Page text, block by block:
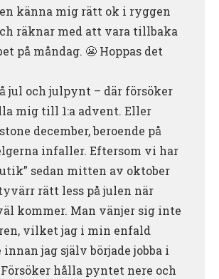
känna mig rätt ok i ryggen
räknar med att vara tillbaka
på måndag. 😬 Hoppas det
jul och julpynt – där försöker
mig till 1:a advent. Eller
december, beroende på
infaller. Eftersom vi har
sedan mitten av oktober
rätt less på julen när
kommer. Man vänjer sig inte
vilket jag i min enfald
innan jag själv började jobba i
hålla pyntet nere och